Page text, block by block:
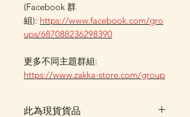
(Facebook 群
組): https://www.facebook.com/gro
ups/687088236298390
更多不同主題群組:
https://www.zakka-store.com/group
此為現貨貨品